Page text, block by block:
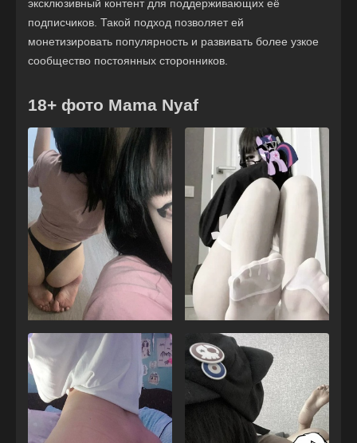
эксклюзивный контент для поддерживающих её
подписчиков. Такой подход позволяет ей
монетизировать популярность и развивать более узкое
сообщество постоянных сторонников.
18+ фото Mama Nyaf